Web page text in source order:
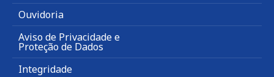
Ouvidoria
Aviso de Privacidade e
Proteção de Dados
Integridade